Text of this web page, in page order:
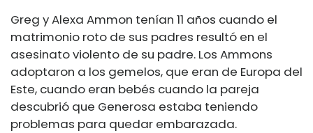
Greg y Alexa Ammon tenían 11 años cuando el
matrimonio roto de sus padres resultó en el
asesinato violento de su padre. Los Ammons
adoptaron a los gemelos, que eran de Europa del
Este, cuando eran bebés cuando la pareja
descubrió que Generosa estaba teniendo
problemas para quedar embarazada.